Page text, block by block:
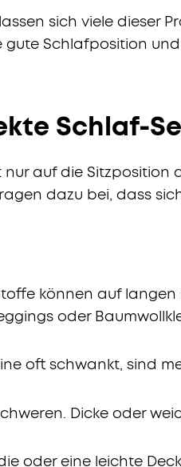
sich viele dieser
gute Schlafposition
Schlaf-
auf die Sitzposition
dazu bei, dass
können auf langen
oder
oft schwankt, sind
Dicke oder
oder eine leichte